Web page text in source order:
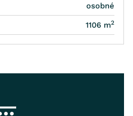
osobné
1106 m2